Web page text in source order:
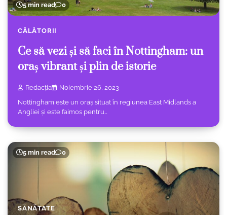
5 min read 0
CĂLĂTORII
Ce să vezi și să faci în Nottingham: un
oraș vibrant și plin de istorie
Redacția
Noiembrie 26, 2023
Nottingham este un oraș situat în regiunea East Midlands a
Angliei și este faimos pentru…
5 min read 0
SĂNĂTATE